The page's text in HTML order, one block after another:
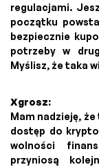
regulacjami.
początku
bezpiecznie
potrzeby w
Myślisz, że taka
Xgrosz:
Mam nadzieję,
dostęp do
wolności
przyniosą